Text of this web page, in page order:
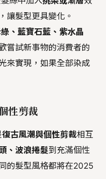
，讓髮型更具變化。
、藍寶石藍、紫水晶
嘗試新事物的消費者的
來實現，如果全部染成
性剪裁
復古風潮與個性剪裁相互
、波浪捲髮到充滿個性
的髮型風格都將在2025